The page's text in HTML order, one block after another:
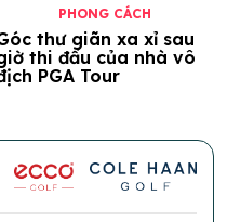
PHONG CÁCH
thư giãn xa xỉ sau
thi đấu của nhà vô
PGA Tour